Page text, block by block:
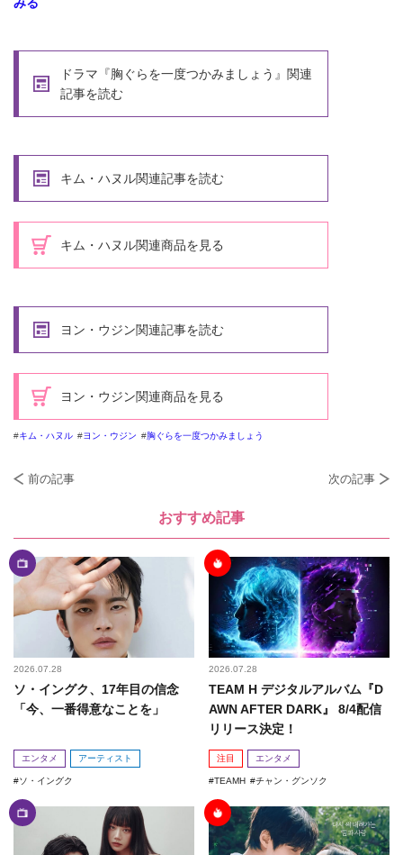
ドラマ『胸ぐらを一度つかみましょう』関連
記事を読む
キム・ハヌル関連記事を読む
キム・ハヌル関連商品を見る
ヨン・ウジン関連記事を読む
ヨン・ウジン関連商品を見る
キム・ハヌル ヨン・ウジン 胸ぐらを一度つかみましょう
前の記事 次の記事
おすすめ記事
2026.07.28
ソ・イングク、17年目の信念
「今、一番得意なことを」
エンタメ アーティスト
ソ・イングク
2026.07.28
TEAM H デジタルアルバム『D
AWN AFTER DARK』 8/4配信
リリース決定！
注目 エンタメ
TEAMH チャン・グンソク